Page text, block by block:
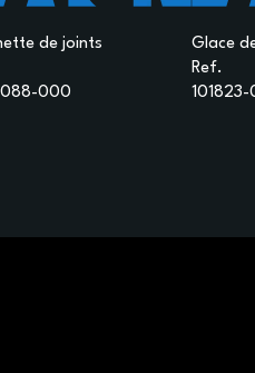
de joints
000
Glace
Ref.